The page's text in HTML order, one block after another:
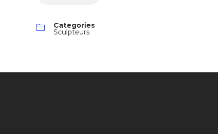
Categories
Sculpteurs